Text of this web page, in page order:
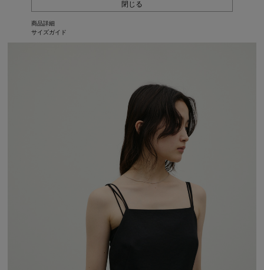
閉じる
商品詳細
サイズガイド